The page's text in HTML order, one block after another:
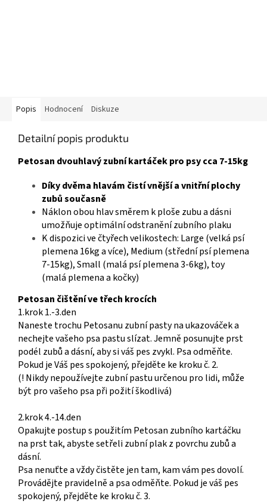
Popis Hodnocení Diskuze
Detailní popis produktu
Petosan dvouhlavý zubní kartáček pro psy cca 7-15kg
Díky dvěma hlavám čistí vnější a vnitřní plochy
zubů současně
Náklon obou hlav směrem k ploše zubu a dásni
umožňuje optimální odstranění zubního plaku
K dispozici ve čtyřech velikostech: Large (velká psí
plemena 16kg a více), Medium (střední psí plemena
7-15kg), Small (malá psí plemena 3-6kg), toy
(malá plemena a kočky)
Petosan čištění ve třech krocích
1.krok 1.-3.den
Naneste trochu Petosanu zubní pasty na ukazováček a
nechejte vašeho psa pastu slízat. Jemně posunujte prst
podél zubů a dásní, aby si váš pes zvykl. Psa odměňte.
Pokud je Váš pes spokojený, přejděte ke kroku č. 2.
(! Nikdy nepoužívejte zubní pastu určenou pro lidi, může
být pro vašeho psa při požití škodlivá)
2.krok 4.-14.den
Opakujte postup s použitím Petosan zubního kartáčku
na prst tak, abyste setřeli zubní plak z povrchu zubů a
dásní.
Psa nenuťte a vždy čistěte jen tam, kam vám pes dovolí.
Provádějte pravidelně a psa odměňte. Pokud je váš pes
spokojený, přejděte ke kroku č. 3.